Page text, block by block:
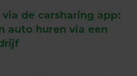
de carsharing app:
auto huren via een